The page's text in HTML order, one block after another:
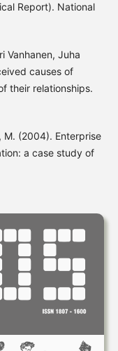
Report). National
Vanhanen, Juha
causes of
their relationships.
M. (2004). Enterprise
a case study of